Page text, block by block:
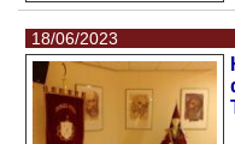
18/06/2023